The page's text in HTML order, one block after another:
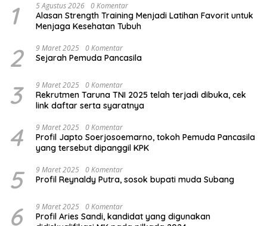
1 5 Agustus 2026 0 Komentar
Alasan Strength Training Menjadi Latihan Favorit untuk
Menjaga Kesehatan Tubuh
2 9 Maret 2025 0 Komentar
Sejarah Pemuda Pancasila
3 9 Maret 2025 0 Komentar
Rekrutmen Taruna TNI 2025 telah terjadi dibuka, cek
link daftar serta syaratnya
4 9 Maret 2025 0 Komentar
Profil Japto Soerjosoemarno, tokoh Pemuda Pancasila
yang tersebut dipanggil KPK
5 9 Maret 2025 0 Komentar
Profil Reynaldy Putra, sosok bupati muda Subang
6 9 Maret 2025 0 Komentar
Profil Aries Sandi, kandidat yang digunakan